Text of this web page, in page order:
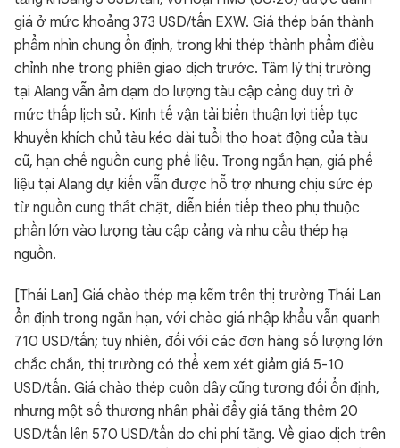
giá ở mức khoảng 373 USD/tấn EXW. Giá thép bán thành
phẩm nhìn chung ổn định, trong khi thép thành phẩm điều
chỉnh nhẹ trong phiên giao dịch trước. Tâm lý thị trường
tại Alang vẫn ảm đạm do lượng tàu cập cảng duy trì ở
mức thấp lịch sử. Kinh tế vận tải biển thuận lợi tiếp tục
khuyến khích chủ tàu kéo dài tuổi thọ hoạt động của tàu
cũ, hạn chế nguồn cung phế liệu. Trong ngắn hạn, giá phế
liệu tại Alang dự kiến vẫn được hỗ trợ nhưng chịu sức ép
từ nguồn cung thắt chặt, diễn biến tiếp theo phụ thuộc
phần lớn vào lượng tàu cập cảng và nhu cầu thép hạ
nguồn.
[Thái Lan] Giá chào thép mạ kẽm trên thị trường Thái Lan
ổn định trong ngắn hạn, với chào giá nhập khẩu vẫn quanh
710 USD/tấn; tuy nhiên, đối với các đơn hàng số lượng lớn
chắc chắn, thị trường có thể xem xét giảm giá 5-10
USD/tấn. Giá chào thép cuộn dây cũng tương đối ổn định,
nhưng một số thương nhân phải đẩy giá tăng thêm 20
USD/tấn lên 570 USD/tấn do chi phí tăng. Về giao dịch trên